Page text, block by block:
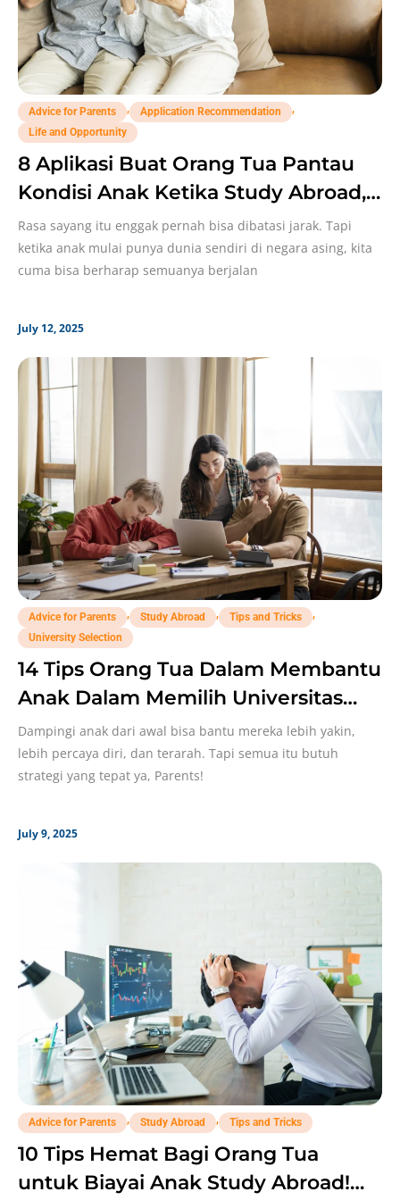
Advice for Parents , Application Recommendation
,
Life and Opportunity
8 Aplikasi Buat Orang Tua Pantau
Kondisi Anak Ketika Study Abroad,
Jangan Abaikan!
Rasa sayang itu enggak pernah bisa dibatasi jarak. Tapi
ketika anak mulai punya dunia sendiri di negara asing, kita
cuma bisa berharap semuanya berjalan
July 12, 2025
Advice for Parents , Study Abroad , Tips and Tricks
,
University Selection
14 Tips Orang Tua Dalam Membantu
Anak Dalam Memilih Universitas
Luar Negeri!
Dampingi anak dari awal bisa bantu mereka lebih yakin,
lebih percaya diri, dan terarah. Tapi semua itu butuh
strategi yang tepat ya, Parents!
July 9, 2025
Advice for Parents , Study Abroad , Tips and Tricks
10 Tips Hemat Bagi Orang Tua
untuk Biayai Anak Study Abroad!